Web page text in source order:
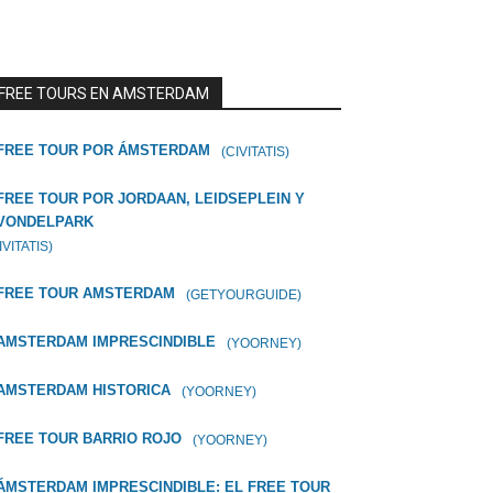
TOURS EN AMSTERDAM
TOUR POR ÁMSTERDAM (CIVITATIS)
TOUR POR JORDAAN, LEIDSEPLEIN Y
TOUR AMSTERDAM (GETYOURGUIDE)
IMPRESCINDIBLE (YOORNEY)
HISTORICA (YOORNEY)
TOUR BARRIO ROJO (YOORNEY)
IMPRESCINDIBLE: EL FREE TOUR